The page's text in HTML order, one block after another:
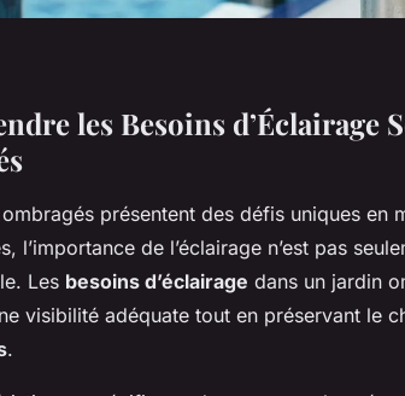
les Besoins d’Éclairage
présentent des défis uniques en
l’importance de l’éclairage n’est pas
Les besoins d’éclairage dans un jardin
visibilité adéquate tout en préservant le
.